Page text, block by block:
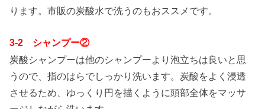
ります。市販の炭酸水で洗うのもおススメです。
3-2 シャンプー②
炭酸シャンプーは他のシャンプーより泡立ちは良いと思
うので、指のはらでしっかり洗います。炭酸をよく浸透
させるため、ゆっくり円を描くように頭部全体をマッサ